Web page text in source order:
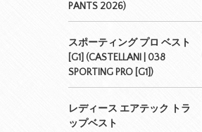
PANTS 2026)
スポーティング プロ ベスト
[G1] (CASTELLANI | 038
SPORTING PRO [G1])
レディース エアテック トラ
ップベスト